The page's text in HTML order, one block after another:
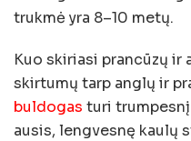
trukmė yra 8–10 metų.
Kuo skiriasi prancūzų ir
skirtumų tarp anglų ir
buldogas turi trumpesnį
ausis, lengvesnę kaulų